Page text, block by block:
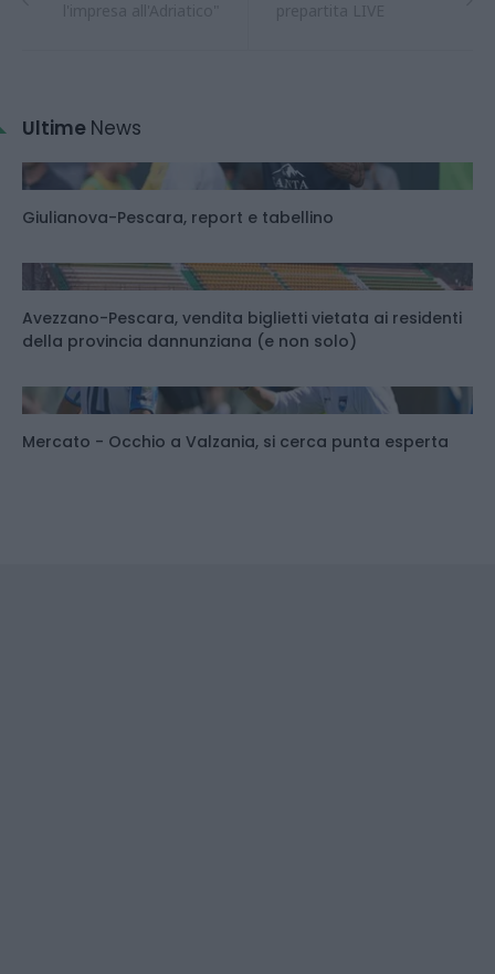
Ultime News
Giulianova-Pescara, report e tabellino
Avezzano-Pescara, vendita biglietti vietata ai residenti
della provincia dannunziana (e non solo)
Mercato - Occhio a Valzania, si cerca punta esperta